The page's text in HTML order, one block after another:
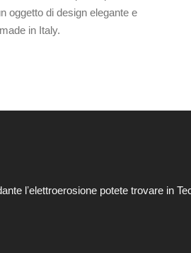
oggetto di design elegante e
in Italy.
lʼelettroerosione potete trovare in